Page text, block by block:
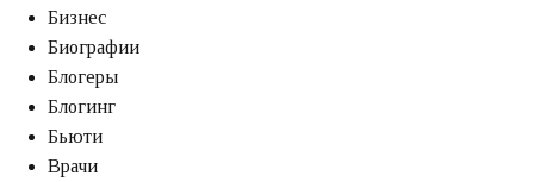
Бизнес
Биографии
Блогеры
Блогинг
Бьюти
Врачи